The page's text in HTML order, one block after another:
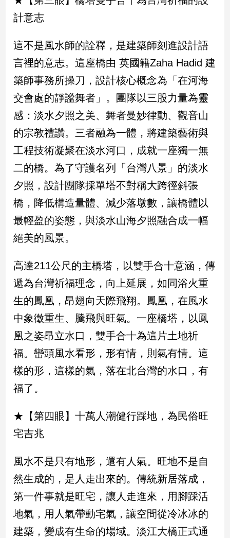
理
康/
親
子/
感
術
／
文
創
電
影
推
薦
科
戲
運
動
寵
物
Pet
影
音
區
作
媒
體
投
稿
計意志
這不是風水師的詮釋，是建築師刻進設計語
言裡的意志。這座橋由 英國籍Zaha Hadid 建
築師事務所操刀，設計核心概念為「在河海
交會處的靜謐舞者」。團隊以三股力量為靈
感：淡水夕照之美、舞者曼妙律動、觀音山
的宗教禮讚。三者融為一體，將建築藝術與
工程技術凝聚在淡水河口，成就一座獨一無
二的橋。為了守護名列「台灣八景」的淡水
夕照，設計團隊採單塔不對稱大跨徑斜張
橋，降低構造量體、減少落墩數，讓橋體以
最輕盈的姿態，與淡水山海夕照融合成一幅
絕美的風景。
高達211公尺的主橋塔，以雙手合十意涵，傳
遞為台灣祈福理念，向上延展，如同浴火重
生的鳳凰，昂翅向天際飛翔。鳳凰，在風水
中象徵重生、騰飛與旺氣。一座橋塔，以鳳
凰之姿昂立水口，雙手合十為這片土地祈
福。巒頭風水看形，形有情，則氣有情。這
樣的形，這樣的氣，落在北台灣的水口，有
福了。
★【第四眼】十萬人潮健行踩地，為民俗旺
宅吉兆
風水不是只有地形，還有人氣。旺地不是自
然生成的，是人走出來的。傳統新居落成，
第一件事就是旺宅，讓人走進來，用腳踩活
地氣，用人氣帶動宅氣，讓空間從冷冰冰的
建築，變成有生命的場域。淡江大橋正式通